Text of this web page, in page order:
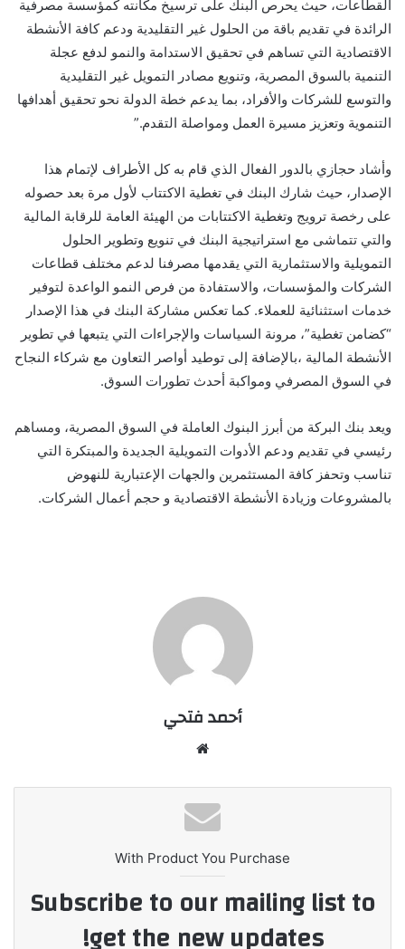
القطاعات، حيث يحرص البنك على ترسيخ مكانته كمؤسسة مصرفية
الرائدة في تقديم باقة من الحلول غير التقليدية ودعم كافة الأنشطة
الاقتصادية التي تساهم في تحقيق الاستدامة والنمو لدفع عجلة
التنمية بالسوق المصرية، وتنويع مصادر التمويل غير التقليدية
والتوسع للشركات والأفراد، بما يدعم خطة الدولة نحو تحقيق أهدافها
التنموية وتعزيز مسيرة العمل ومواصلة التقدم.”
وأشاد حجازي بالدور الفعال الذي قام به كل الأطراف لإتمام هذا
الإصدار، حيث شارك البنك في تغطية الاكتتاب لأول مرة بعد حصوله
على رخصة ترويج وتغطية الاكتتابات من الهيئة العامة للرقابة المالية
والتي تتماشى مع استراتيجية البنك في تنويع وتطوير الحلول
التمويلية والاستثمارية التي يقدمها مصرفنا لدعم مختلف قطاعات
الشركات والمؤسسات، والاستفادة من فرص النمو الواعدة لتوفير
خدمات استثنائية للعملاء. كما تعكس مشاركة البنك في هذا الإصدار
“كضامن تغطية”، مرونة السياسات والإجراءات التي يتبعها في تطوير
الأنشطة المالية ،بالإضافة إلى توطيد أواصر التعاون مع شركاء النجاح
في السوق المصرفي ومواكبة أحدث تطورات السوق.
ويعد بنك البركة من أبرز البنوك العاملة في السوق المصرية، ومساهم
رئيسي في تقديم ودعم الأدوات التمويلية الجديدة والمبتكرة التي
تناسب وتحفز كافة المستثمرين والجهات الإعتبارية للنهوض
بالمشروعات وزيادة الأنشطة الاقتصادية و حجم أعمال الشركات.
أحمد فتحي
With Product You Purchase
Subscribe to our mailing list to
get the new updates!